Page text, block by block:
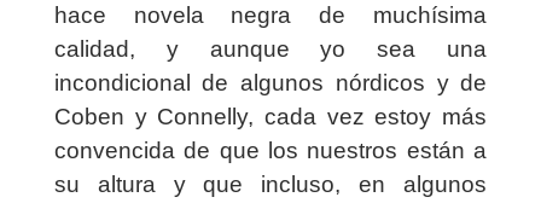
hace novela negra de muchísima
calidad, y aunque yo sea una
incondicional de algunos nórdicos y de
Coben y Connelly, cada vez estoy más
convencida de que los nuestros están a
su altura y que incluso, en algunos